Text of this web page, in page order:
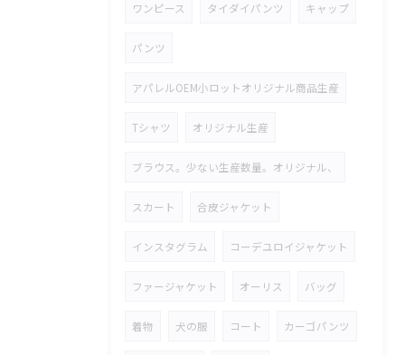
ワンピース タイダイパンツ キャップ
パンツ
アパレルOEM小ロットオリジナル商品生産
Tシャツ オリジナル生産
ブラウス。少ない生産数量。オリジナル、
スカート 合皮ジャケット
インスタグラム コーデユロイジャケット
ファージャケット オーリス バッグ
着物 犬の服 コート カーゴパンツ